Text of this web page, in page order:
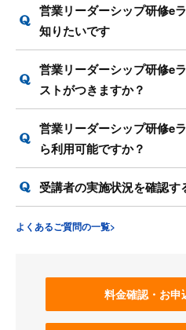
営業リーダーシップ研修e
知りたいです
営業リーダーシップ研修e
ストがつきますか？
営業リーダーシップ研修e
ら利用可能ですか？
受講者の実施状況を確認す
よくあるご質問の一覧>
料金確認・お申